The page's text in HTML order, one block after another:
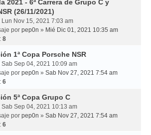
2021 - 6ª Carrera de Grupo C y
(26/11/2021)
Lun Nov 15, 2021 7:03 am
por pep0n » Mié Dic 01, 2021 10:35 am
8
1ª Copa Porsche NSR
Sab Sep 04, 2021 10:09 am
por pep0n » Sab Nov 27, 2021 7:54 am
6
5ª Copa Grupo C
Sab Sep 04, 2021 10:13 am
por pep0n » Sab Nov 27, 2021 7:54 am
6